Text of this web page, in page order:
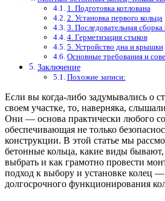
1. Подготовка котлована
2. Установка первого кольца
3. Последовательная сборка
4. Герметизация стыков
5. Устройство дна и крышки
Основные требования и
Заключение
Похожие записи:
Если вы когда-либо задумывались о
своем участке, то, наверняка,
Они — основа практически любого
обеспечивающая не только
конструкции. В этой статье мы
бетонные кольца, какие виды
выбрать и как грамотно провести
подход к выбору и установке колец
долгосрочного функционирования